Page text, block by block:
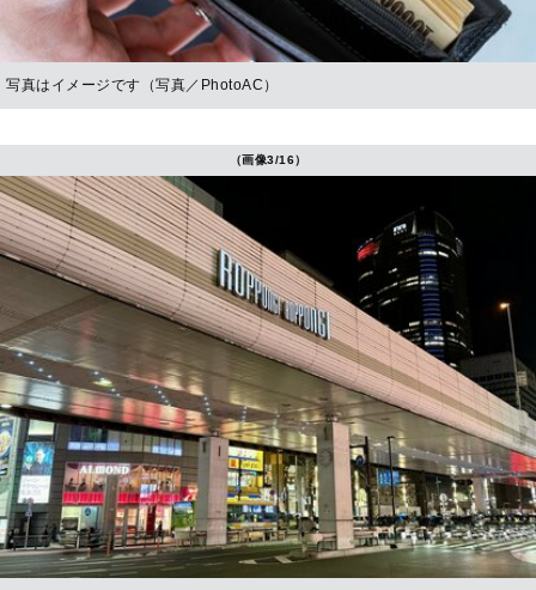
写真はイメージです（写真／PhotoAC）
（画像3/16）